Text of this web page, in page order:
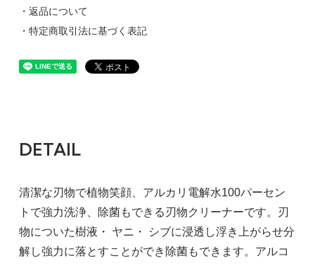
・返品について
・特定商取引法に基づく表記
DETAIL
清潔な刃物で植物笑顔、アルカリ電解水100パーセン
トで強力洗浄、除菌もできる刃物クリーナーです。刃
物についた樹液・ ヤニ・ シブに浸透し浮き上がらせ分
解し強力に落とすことができ除菌もできます。アルコ